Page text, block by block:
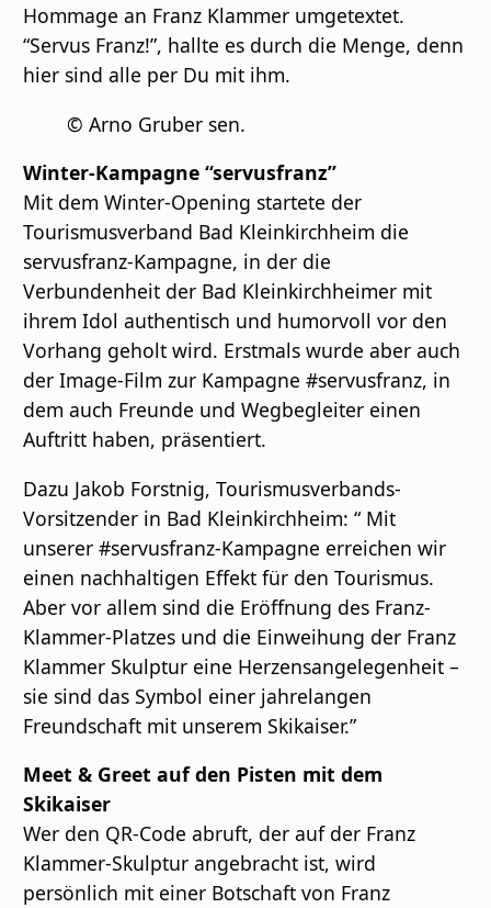
Hommage an Franz Klammer umgetextet.
“Servus Franz!”, hallte es durch die Menge, denn
hier sind alle per Du mit ihm.
© Arno Gruber sen.
Winter-Kampagne “servusfranz”
Mit dem Winter-Opening startete der
Tourismusverband Bad Kleinkirchheim die
servusfranz-Kampagne, in der die
Verbundenheit der Bad Kleinkirchheimer mit
ihrem Idol authentisch und humorvoll vor den
Vorhang geholt wird. Erstmals wurde aber auch
der Image-Film zur Kampagne #servusfranz, in
dem auch Freunde und Wegbegleiter einen
Auftritt haben, präsentiert.
Dazu Jakob Forstnig, Tourismusverbands-
Vorsitzender in Bad Kleinkirchheim: “ Mit
unserer #servusfranz-Kampagne erreichen wir
einen nachhaltigen Eﬀekt für den Tourismus.
Aber vor allem sind die Eröﬀnung des Franz-
Klammer-Platzes und die Einweihung der Franz
Klammer Skulptur eine Herzensangelegenheit –
sie sind das Symbol einer jahrelangen
Freundschaft mit unserem Skikaiser.”
Meet & Greet auf den Pisten mit dem
Skikaiser
Wer den QR-Code abruft, der auf der Franz
Klammer-Skulptur angebracht ist, wird
persönlich mit einer Botschaft von Franz